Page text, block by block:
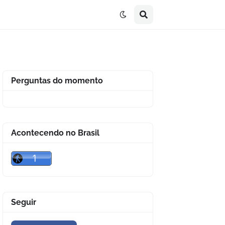
Perguntas do momento
Acontecendo no Brasil
Seguir